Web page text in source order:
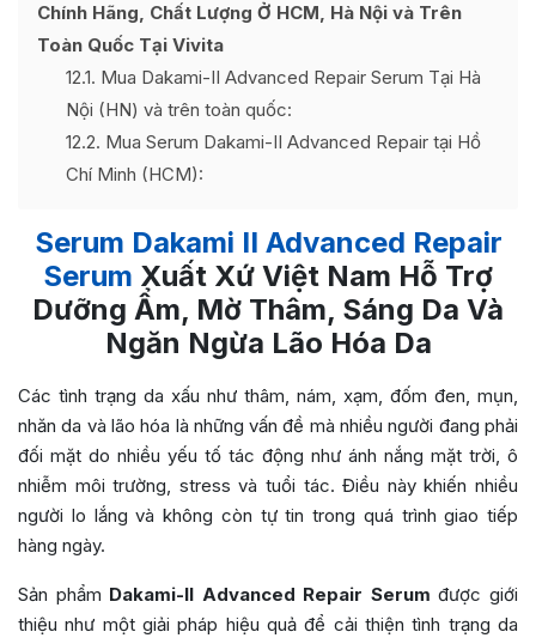
Chính Hãng, Chất Lượng Ở HCM, Hà Nội và Trên
Toàn Quốc Tại Vivita
12.1 Mua Dakami-II Advanced Repair Serum Tại Hà
Nội (HN) và trên toàn quốc:
12.2 Mua Serum Dakami-II Advanced Repair tại Hồ
Chí Minh (HCM):
Serum Dakami II Advanced Repair
Serum Xuất Xứ Việt Nam Hỗ Trợ
Dưỡng Ẩm, Mờ Thâm, Sáng Da Và
Ngăn Ngừa Lão Hóa Da
Các tình trạng da xấu như thâm, nám, xạm, đốm đen, mụn,
nhăn da và lão hóa là những vấn đề mà nhiều người đang phải
đối mặt do nhiều yếu tố tác động như ánh nắng mặt trời, ô
nhiễm môi trường, stress và tuổi tác. Điều này khiến nhiều
người lo lắng và không còn tự tin trong quá trình giao tiếp
hàng ngày.
Sản phẩm Dakami-II Advanced Repair Serum được giới
thiệu như một giải pháp hiệu quả để cải thiện tình trạng da